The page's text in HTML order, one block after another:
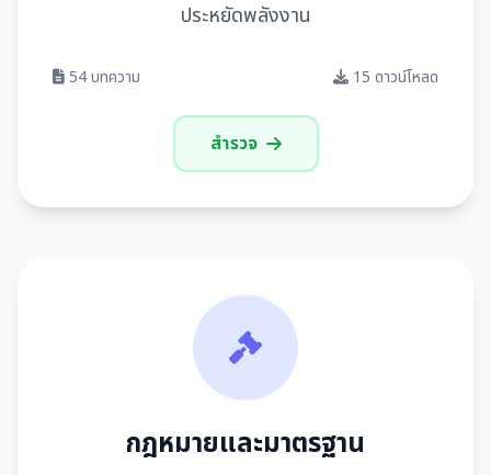
ประหยัดพลังงาน
54 บทความ 15 ดาวน์โหลด
สำรวจ
กฎหมายและมาตรฐาน